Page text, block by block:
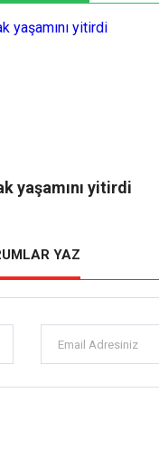
yaşamını yitirdi
YAZ